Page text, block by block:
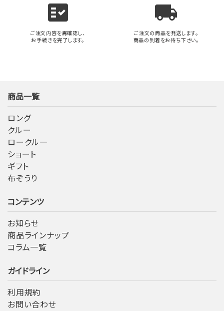
fact_check
ご注文内容を再確認し、
お手続きを完了します。
local_shipping
ご注文の商品を発送します。
商品の到着をお待ち下さい。
商品一覧
ロング
クルー
ロークル―
ショート
ギフト
布ぞうり
コンテンツ
お知らせ
商品ラインナップ
コラム一覧
ガイドライン
利用規約
お問い合わせ